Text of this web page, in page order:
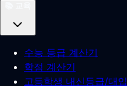
수능 등급 계산기
학점 계산기
고등학생 내신등급/대